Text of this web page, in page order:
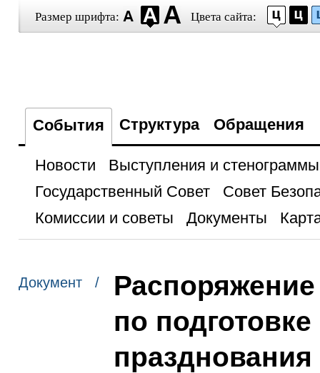
Размер шрифта: Цвета сайта:
События Структура Обращения
Новости
Выступления и стенограммы
Государственный Совет
Совет
Комиссии и советы
Документы
Документ /
Распоряжение
по
празднования